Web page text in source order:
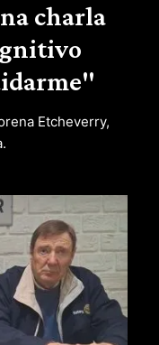
charla
Etcheverry,